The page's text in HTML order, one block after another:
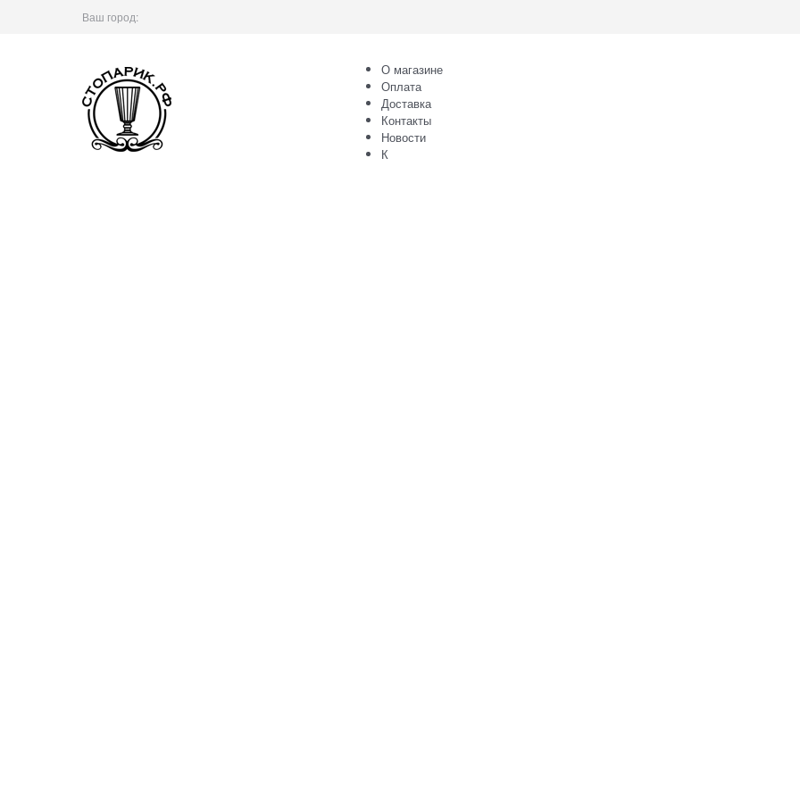
Ваш город:
О магазине
Оплата
Доставка
Контакты
Новости
К